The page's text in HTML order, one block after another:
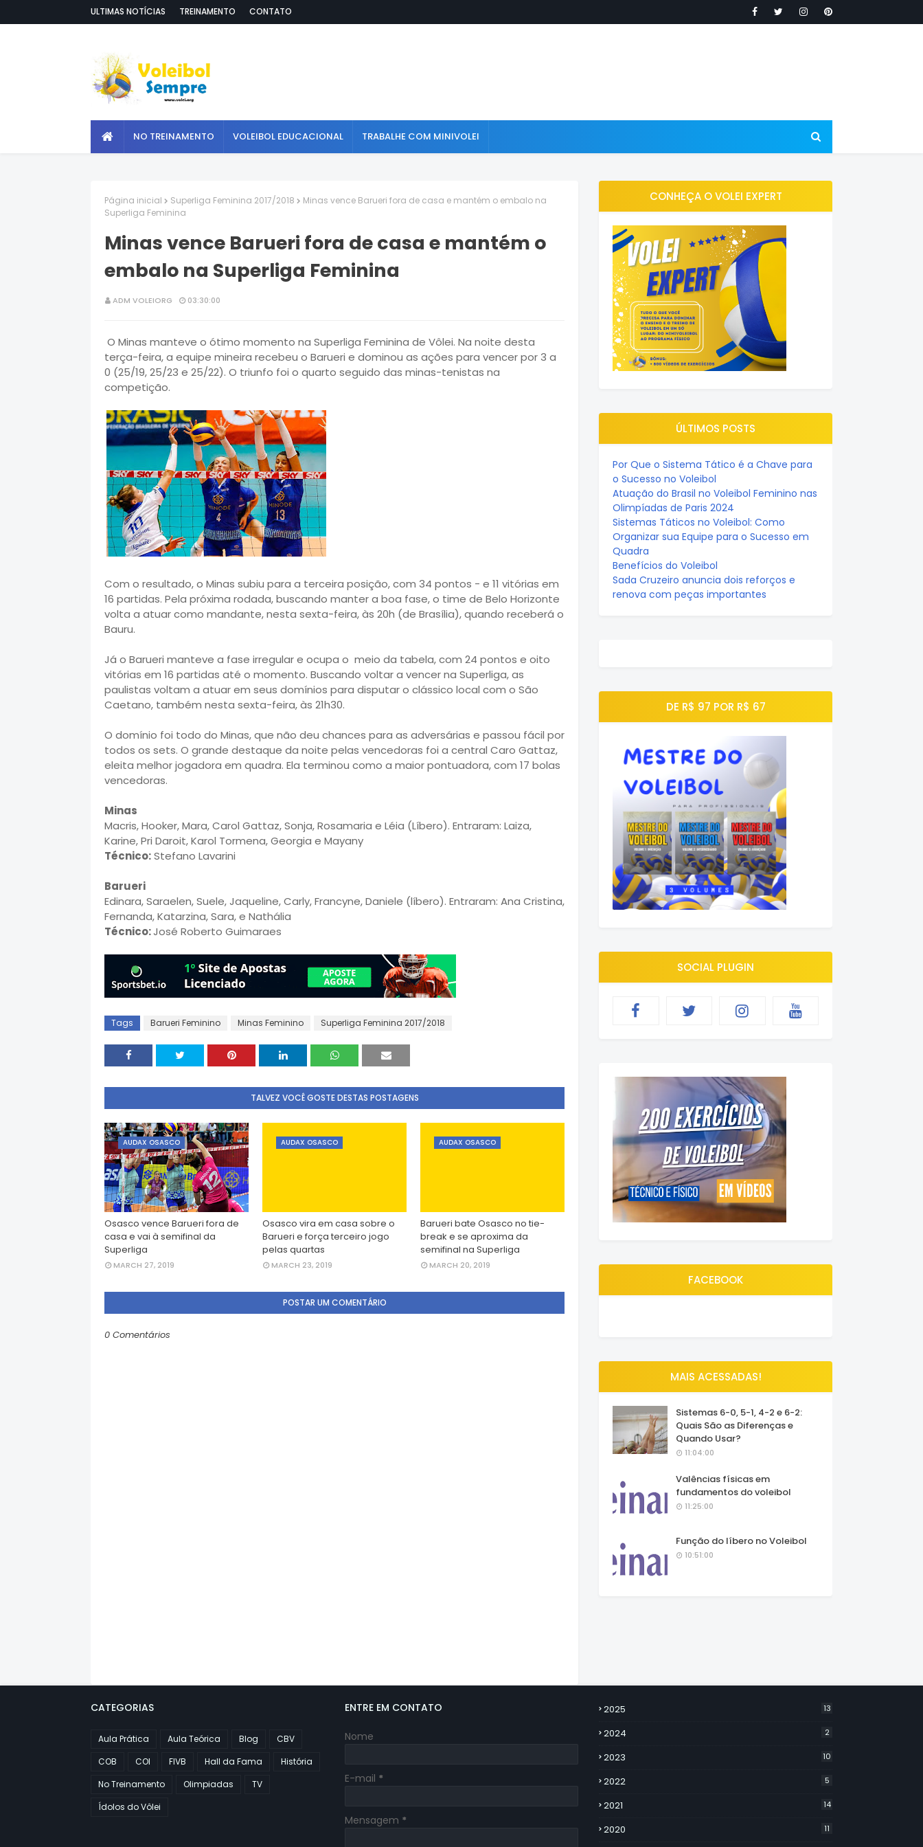
ULTIMAS NOTÍCIAS TREINAMENTO CONTATO
NO TREINAMENTO VOLEIBOL EDUCACIONAL TRABALHE COM MINIVOLEI
Página inicial Superliga Feminina 2017/2018
Minas vence Barueri fora de casa e mantém o embalo na
Superliga Feminina
Minas vence Barueri fora de casa e mantém o
embalo na Superliga Feminina
ADM VOLEIORG 03:30:00
O Minas manteve o ótimo momento na Superliga Feminina de Vôlei. Na noite desta
terça-feira, a equipe mineira recebeu o Barueri e dominou as ações para vencer por 3 a
0 (25/19, 25/23 e 25/22). O triunfo foi o quarto seguido das minas-tenistas na
competição.
Com o resultado, o Minas subiu para a terceira posição, com 34 pontos - e 11 vitórias em
16 partidas. Pela próxima rodada, buscando manter a boa fase, o time de Belo Horizonte
volta a atuar como mandante, nesta sexta-feira, às 20h (de Brasília), quando receberá o
Bauru.
Já o Barueri manteve a fase irregular e ocupa o meio da tabela, com 24 pontos e oito
vitórias em 16 partidas até o momento. Buscando voltar a vencer na Superliga, as
paulistas voltam a atuar em seus domínios para disputar o clássico local com o São
Caetano, também nesta sexta-feira, às 21h30.
O domínio foi todo do Minas, que não deu chances para as adversárias e passou fácil por
todos os sets. O grande destaque da noite pelas vencedoras foi a central Caro Gattaz,
eleita melhor jogadora em quadra. Ela terminou como a maior pontuadora, com 17 bolas
vencedoras.
Minas
Macris, Hooker, Mara, Carol Gattaz, Sonja, Rosamaria e Léia (Líbero). Entraram: Laiza,
Karine, Pri Daroit, Karol Tormena, Georgia e Mayany
Técnico:Stefano Lavarini
Barueri
Edinara, Saraelen, Suele, Jaqueline, Carly, Francyne, Daniele (líbero). Entraram: Ana Cristina,
Fernanda, Katarzina, Sara, e Nathália
Técnico:José Roberto Guimaraes
Tags Barueri Feminino Minas Feminino Superliga Feminina 2017/2018
TALVEZ VOCÊ GOSTE DESTAS POSTAGENS
AUDAX OSASCO
Osasco vence Barueri fora de
casa e vai à semifinal da
Superliga
MARCH 27, 2019
AUDAX OSASCO
Osasco vira em casa sobre o
Barueri e força terceiro jogo
pelas quartas
MARCH 23, 2019
AUDAX OSASCO
Barueri bate Osasco no tie-
break e se aproxima da
semifinal na Superliga
MARCH 20, 2019
POSTAR UM COMENTÁRIO
0 Comentários
CONHEÇA O VOLEI EXPERT
ÚLTIMOS POSTS
Por Que o Sistema Tático é a Chave para
o Sucesso no Voleibol
Atuação do Brasil no Voleibol Feminino nas
Olimpíadas de Paris 2024
Sistemas Táticos no Voleibol: Como
Organizar sua Equipe para o Sucesso em
Quadra
Benefícios do Voleibol
Sada Cruzeiro anuncia dois reforços e
renova com peças importantes
DE R$ 97 POR R$ 67
SOCIAL PLUGIN
FACEBOOK
MAIS ACESSADAS!
Sistemas 6-0, 5-1, 4-2 e 6-2:
Quais São as Diferenças e
Quando Usar?
11:04:00
Valências físicas em
fundamentos do voleibol
11:25:00
Função do líbero no Voleibol
10:51:00
CATEGORIAS
Aula Prática Aula Teórica Blog
CBV
COB
COI FIVB Hall da Fama
História
No Treinamento
Olimpiadas
TV
Ídolos do Vôlei
ENTRE EM CONTATO
Nome
E-mail *
Mensagem *
2025 13
2024 2
2023 10
2022 5
2021 14
2020 11